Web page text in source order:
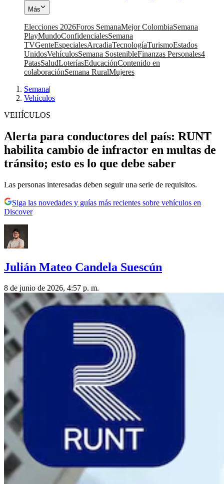
Más
Elecciones 2026Foros SemanaMejor ColombiaSemana
PlayMundoConfidencialesSemana
TVGenteEspecialesArcadiaTecnologíaTurismoEstados
UnidosVehículosSemana SostenibleFinanzas Personales4
PatasSaludLoteríasEducaciónContenido en
colaboraciónSemana RuralMujeres
Semana|
Vehículos
VEHÍCULOS
Alerta para conductores del país: RUNT
habilita cambio de infractor en multas de
tránsito; esto es lo que debe saber
Las personas interesadas deben seguir una serie de requisitos.
Siga las novedades y guías más recientes sobre vehículos en
Discover
Julián Mateo Candela Suescún
8 de junio de 2026, 4:57 p. m.